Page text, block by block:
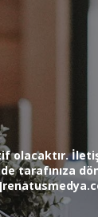
olacaktır.
tarafınıza